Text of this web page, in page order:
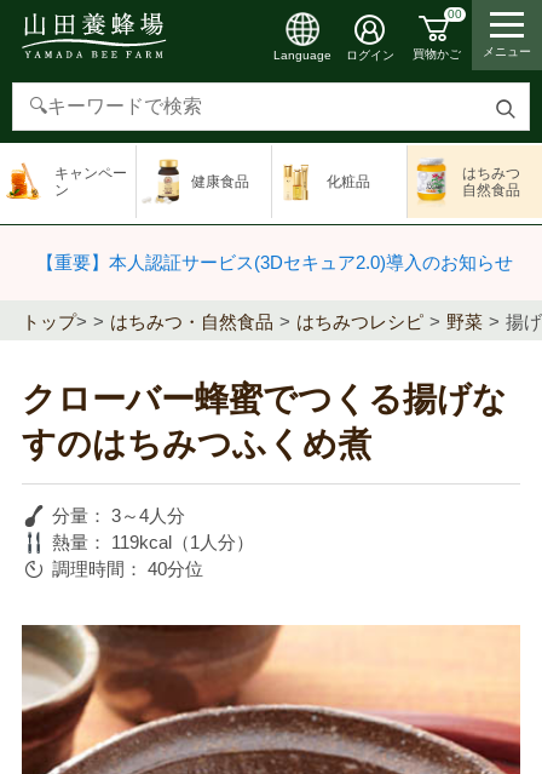
検
す
Language ログイン
00
買物かご メニュー
キャンペー
ン
健康食品 化粧品
はちみつ
自然食品
【重要】本人認証サービス(3Dセキュア2.0)導入のお知らせ
トップ> はちみつ・自然食品 はちみつレシピ 野菜 揚
クローバー蜂蜜でつくる揚げな
すのはちみつふくめ煮
分量： 3～4人分
熱量：
119kcal（1人分）
調理時間： 40分位